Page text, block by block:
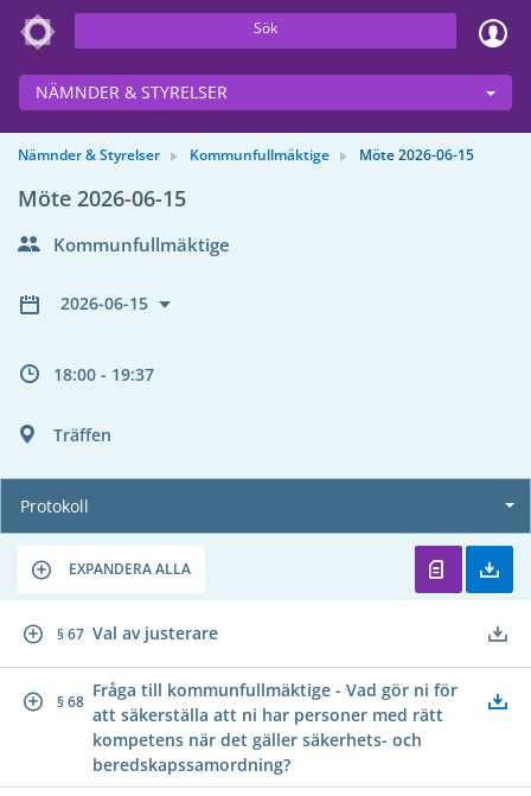
Sök
NÄMNDER & STYRELSER
Nämnder & Styrelser Kommunfullmäktige Möte 2026-06-15
Möte 2026-06-15
Kommunfullmäktige
2026-06-15
18:00 - 19:37
Träffen
Protokoll
EXPANDERA ALLA
§ 67 Val av justerare
§ 68
Fråga till kommunfullmäktige - Vad gör ni för
att säkerställa att ni har personer med rätt
kompetens när det gäller säkerhets- och
beredskapssamordning?